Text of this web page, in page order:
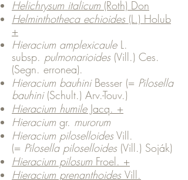
Helichrysum italicum (Roth) Don
Helminthotheca echioides(L.) Holub
+
Hieracium amplexicauleL.
subsp. pulmonarioides (Vill.) Ces.
(Segn. erronea).
Hieracium bauhini Besser (= Pilosella
bauhini(Schult.) Arv.-Touv.)
Hieracium humileJacq. +
Hieracium gr. murorum
Hieracium piloselloidesVill.
(= Pilosella piloselloides(Vill.) Soják)
Hieracium pilosum Froel. +
Hieracium prenanthoides Vill.